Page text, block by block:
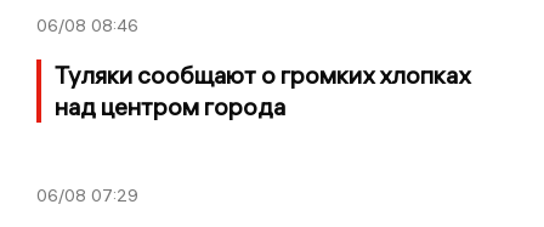
06/08 08:46
Туляки сообщают о громких хлопках
над центром города
06/08 07:29